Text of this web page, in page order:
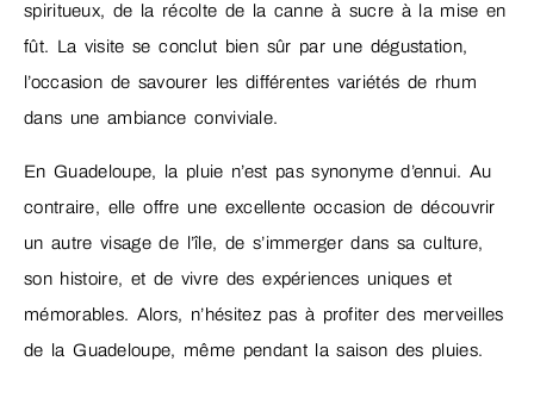
spiritueux, de la récolte de la canne à sucre à la mise en
fût. La visite se conclut bien sûr par une dégustation,
l’occasion de savourer les différentes variétés de rhum
dans une ambiance conviviale.
En Guadeloupe, la pluie n’est pas synonyme d’ennui. Au
contraire, elle offre une excellente occasion de découvrir
un autre visage de l’île, de s’immerger dans sa culture,
son histoire, et de vivre des expériences uniques et
mémorables. Alors, n’hésitez pas à profiter des merveilles
de la Guadeloupe, même pendant la saison des pluies.